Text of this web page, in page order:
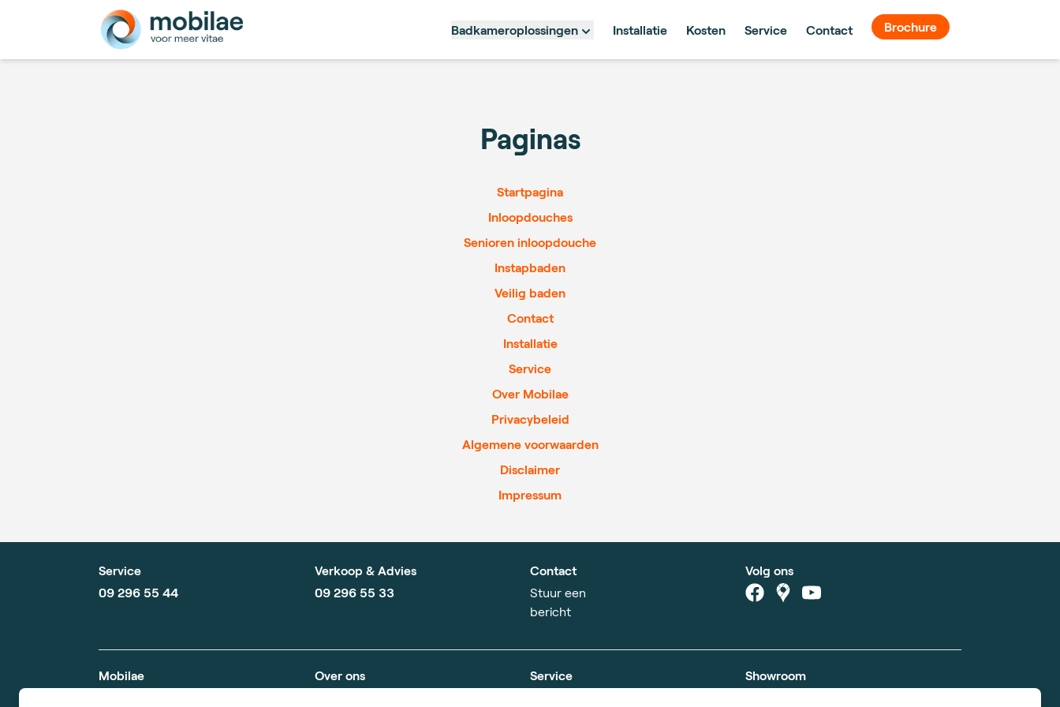
Badkameroplossingen Installatie Kosten Service Contact Brochure
Paginas
Startpagina
Inloopdouches
Senioren inloopdouche
Instapbaden
Veilig baden
Contact
Installatie
Service
Over Mobilae
Privacybeleid
Algemene voorwaarden
Disclaimer
Impressum
Service
09 296 55 44
Verkoop & Advies
09 296 55 33
Contact
Stuur een
bericht
Volg ons
Mobilae
Over ons
Service
Showroom